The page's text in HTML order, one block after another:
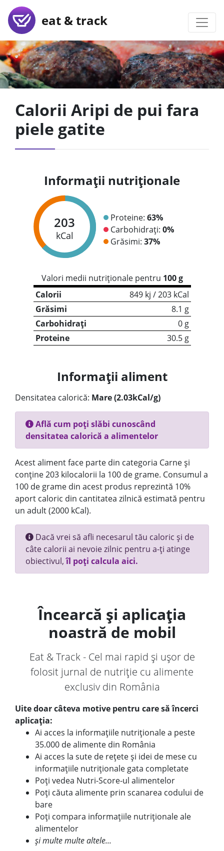
eat & track
Calorii Aripi de pui fara
piele gatite
Informații nutriționale
203
kCal
Proteine: 63%
Carbohidrați: 0%
Grăsimi: 37%
Valori medii nutriționale pentru 100 g
Calorii
849 kj / 203 kCal
Grăsimi
8.1 g
Carbohidrați
0 g
Proteine
30.5 g
Informații aliment
Densitatea calorică: Mare (2.03kCal/g)
Află cum poți slăbi cunoscând
densitatea calorică a alimentelor
Acest aliment face parte din categoria Carne și
conține 203 kilocalorii la 100 de grame. Consumul a
100 de grame din acest produs reprezintă 10%
aport caloric din cantitatea zilnică estimată pentru
un adult (2000 kCal).
Dacă vrei să afli necesarul tău caloric și de
câte calorii ai nevoie zilnic pentru a-ți atinge
obiectivul,îl poți calcula aici.
Încearcă și aplicația
noastră de mobil
Eat & Track - Cel mai rapid și ușor de
folosit jurnal de nutriție cu alimente
exclusiv din România
Uite doar câteva motive pentru care să încerci
aplicația:
Ai acces la informațiile nutriționale a peste
35.000 de alimente din România
Ai acces la sute de rețete și idei de mese cu
informațiile nutriționale gata completate
Poți vedea Nutri-Score-ul alimentelor
Poți căuta alimente prin scanarea codului de
bare
Poți compara informațiile nutriționale ale
alimentelor
și multe multe altele...